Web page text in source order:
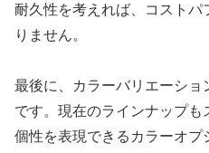
耐久性を考えれば、コスト
りません。
最後に、カラーバリエーシ
です。現在のラインナップも
個性を表現できるカラーオ